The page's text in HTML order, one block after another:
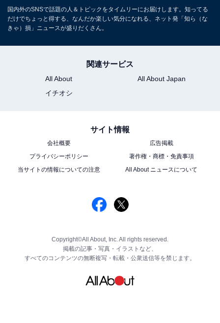
国内外のSNSで話題の人＆トピックをタイムリーにお届けします。知ってる
だけでちょっと得する、なんだか楽しい気分になれる、ネット発「知ら（な
きゃ）損」ニュースが盛りだくさん。
関連サービス
All About
All About Japan
イチオシ
サイト情報
会社概要
広告掲載
プライバシーポリシー
著作権・商標・免責事項
当サイトの情報についての注意
All About ニュースについて
Copyright©All About, Inc. All rights reserved.
掲載の記事・写真・イラストなど、
すべてのコンテンツの無断複写・転載・公衆送信等を禁じます。